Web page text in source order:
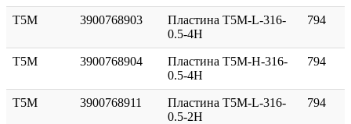
T5M 3900768903
Пластина T5M-L-316-
0.5-4H
794
T5M 3900768904
Пластина T5M-H-316-
0.5-4H
794
T5M 3900768911
Пластина T5M-L-316-
0.5-2H
794